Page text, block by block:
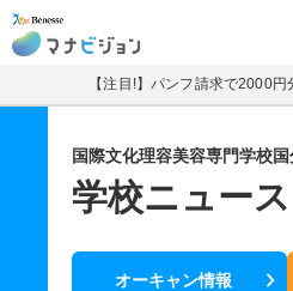
マナビジョン
【注目!】パンフ請求で2000
国際文化理容美容専門学校
学校ニュース
オーキャン情報